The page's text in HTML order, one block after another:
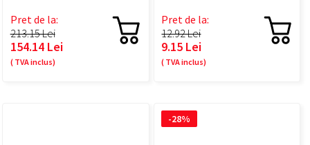
Pret de la:
213.15 Lei
154.14 Lei
( TVA inclus)
Pret de la:
12.92 Lei
9.15 Lei
( TVA inclus)
-28%